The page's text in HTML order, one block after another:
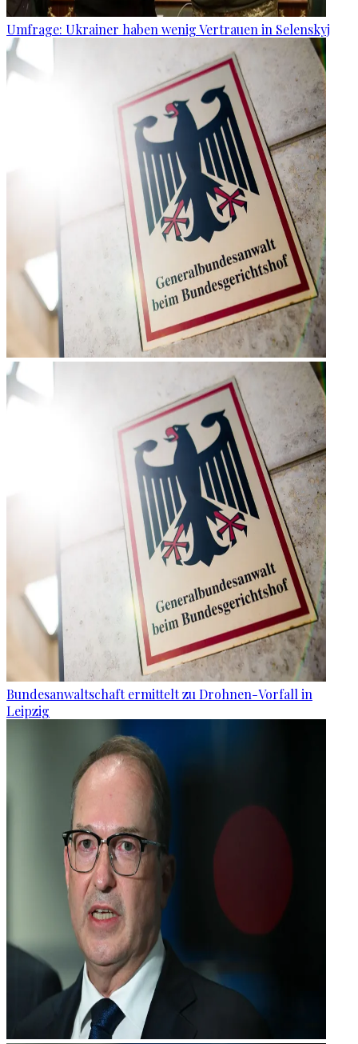
Umfrage: Ukrainer haben wenig Vertrauen in Selenskyj
Bundesanwaltschaft ermittelt zu Drohnen-Vorfall in
Leipzig